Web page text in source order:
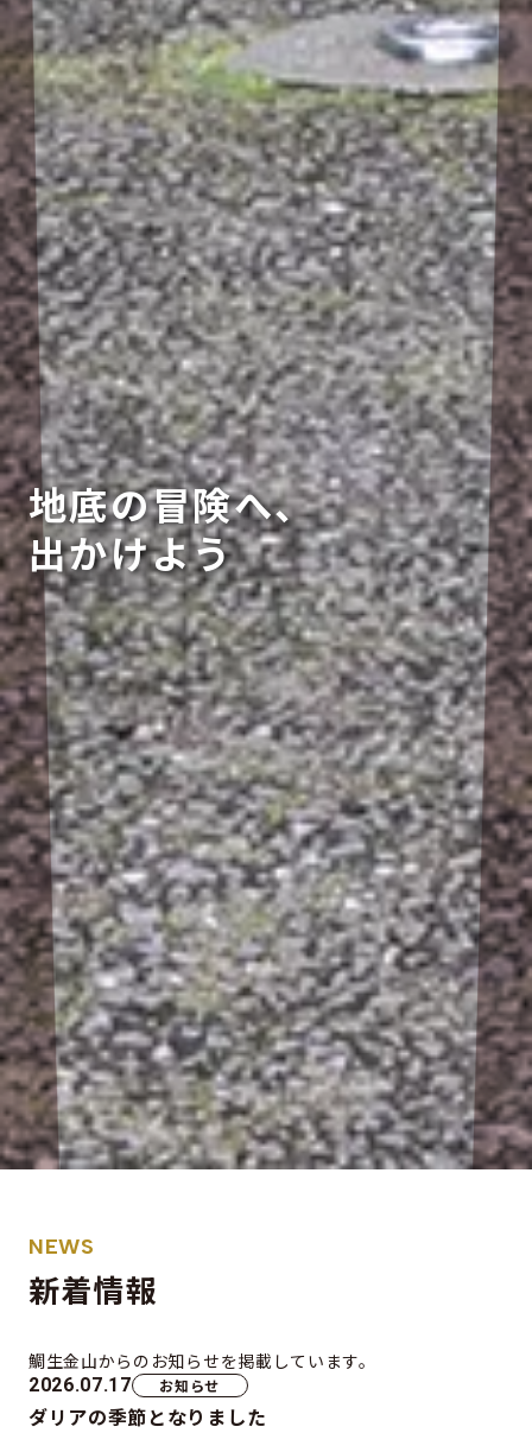
地底の冒険へ、
出かけよう
NEWS
新着情報
鯛生金山からの お知らせを掲載しています。
2026.07.17 お知らせ
ダリアの季節となりました